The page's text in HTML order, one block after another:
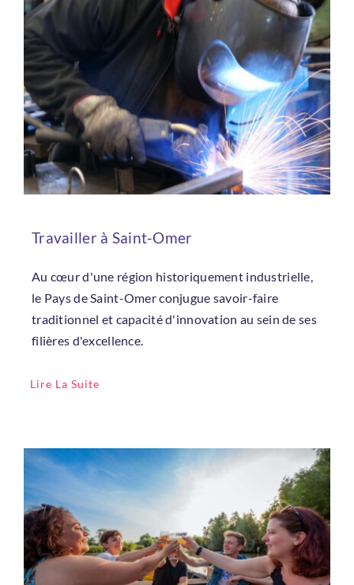
Travailler à Saint-Omer
Au cœur d'une région historiquement industrielle,
le Pays de Saint-Omer conjugue savoir-faire
traditionnel et capacité d'innovation au sein de ses
filières d'excellence.
Lire La Suite